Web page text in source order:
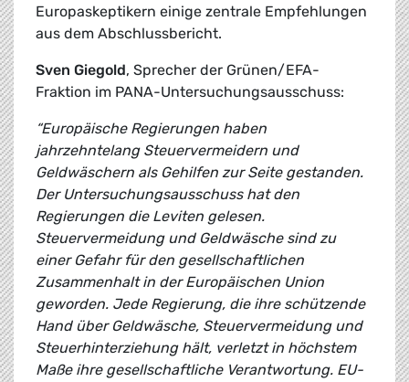
Europaskeptikern einige zentrale Empfehlungen
aus dem Abschlussbericht.
Sven Giegold, Sprecher der Grünen/EFA-
Fraktion im PANA-Untersuchungsausschuss:
“Europäische Regierungen haben
jahrzehntelang Steuervermeidern und
Geldwäschern als Gehilfen zur Seite gestanden.
Der Untersuchungsausschuss hat den
Regierungen die Leviten gelesen.
Steuervermeidung und Geldwäsche sind zu
einer Gefahr für den gesellschaftlichen
Zusammenhalt in der Europäischen Union
geworden. Jede Regierung, die ihre schützende
Hand über Geldwäsche, Steuervermeidung und
Steuerhinterziehung hält, verletzt in höchstem
Maße ihre gesellschaftliche Verantwortung. EU-